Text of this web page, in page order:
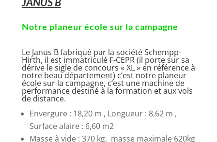
Notre planeur école sur la campagne
Le Janus B fabriqué par la société Schempp-
Hirth, il est immatriculé F-CEPR (il porte sur sa
dérive le sigle de concours « XL » en référence à
notre beau département) c’est notre planeur
école sur la campagne, c’est une machine de
performance destiné à la formation et aux vols
de distance.
Envergure : 18,20 m , Longueur : 8,62 m ,
Surface alaire : 6,60 m2
Masse à vide : 370 kg, masse maximale 620kg